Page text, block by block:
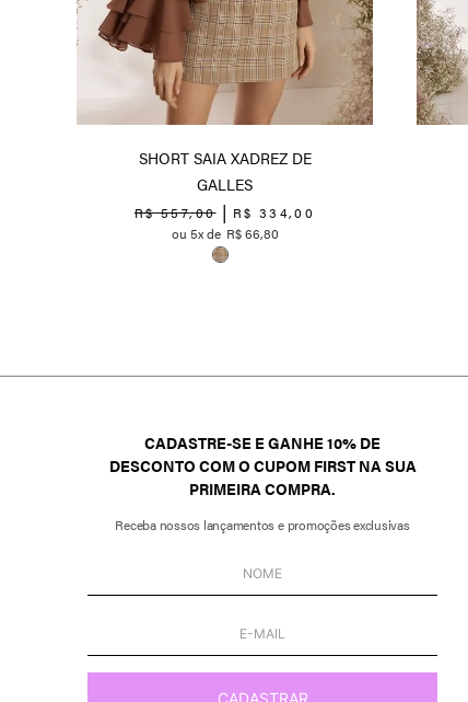
SHORT SAIA XADREZ DE
GALLES
R$ 557,00 R$ 334,00
5
R$66,80
CADASTRE-SE E GANHE 10% DE
DESCONTO COM O CUPOM FIRST NA SUA
PRIMEIRA COMPRA.
Receba nossos lançamentos e promoções exclusivas
CADASTRAR